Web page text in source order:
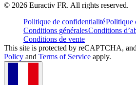
© 2026 Euractiv FR. All rights reserved.
Politique de confidentialitéPolitique
Conditions généralesConditions
Conditions de vente
This site is protected by reCAPTCHA,
Policy and Terms of Service apply.